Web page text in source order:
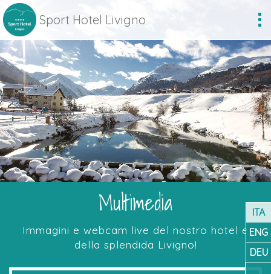
ITA
ENG
DEU
Sport Hotel Livigno
Multimedia
Immagini e webcam live del nostro hotel e
della splendida Livigno!